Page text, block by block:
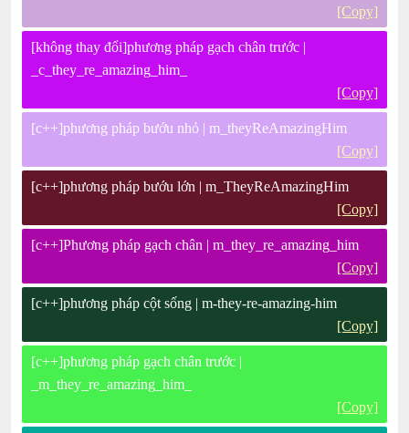
[Copy]
[không thay đổi]phương pháp gạch chân trước |
_c_they_re_amazing_him_
[Copy]
[c++]phương pháp bướu nhỏ | m_theyReAmazingHim
[Copy]
[c++]phương pháp bướu lớn | m_TheyReAmazingHim
[Copy]
[c++]Phương pháp gạch chân | m_they_re_amazing_him
[Copy]
[c++]phương pháp cột sống | m-they-re-amazing-him
[Copy]
[c++]phương pháp gạch chân trước |
_m_they_re_amazing_him_
[Copy]